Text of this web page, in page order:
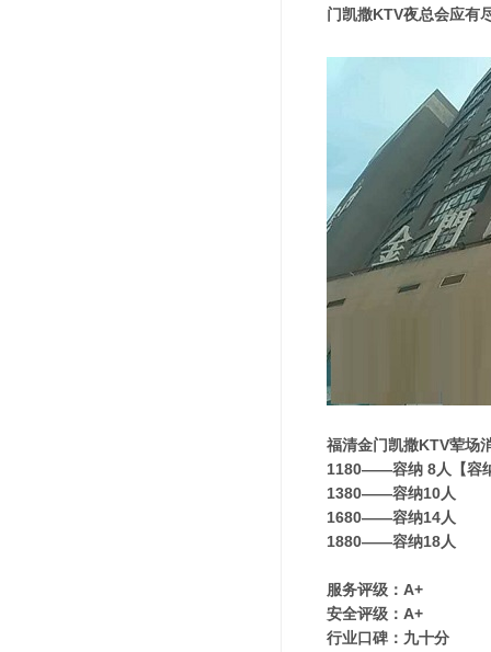
门凯撒KTV夜总会应有
福清金门凯撒KTV荤场
1180——容纳 8人【容
1380——容纳10人
1680——容纳14人
1880——容纳18人
服务评级：A+
安全评级：A+
行业口碑：九十分